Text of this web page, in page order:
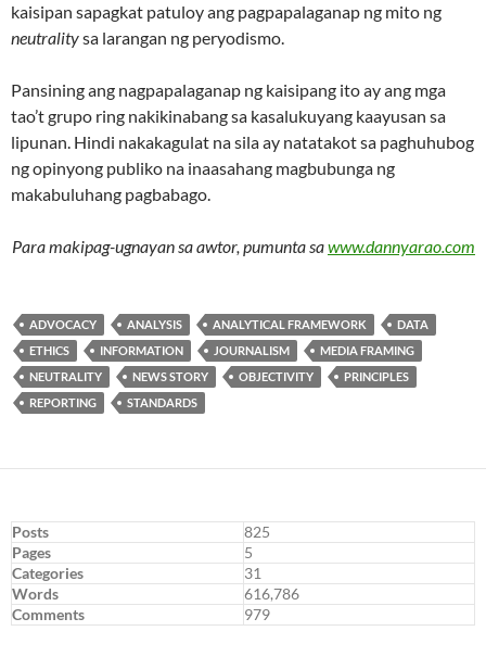
kaisipan sapagkat patuloy ang pagpapalaganap ng mito ng
neutralitysa larangan ng peryodismo.
Pansining ang nagpapalaganap ng kaisipang ito ay ang mga
tao’t grupo ring nakikinabang sa kasalukuyang kaayusan sa
lipunan. Hindi nakakagulat na sila ay natatakot sa paghuhubog
ng opinyong publiko na inaasahang magbubunga ng
makabuluhang pagbabago.
Para makipag-ugnayan sa awtor, pumunta sawww.dannyarao.com
ADVOCACY ANALYSIS ANALYTICAL FRAMEWORK
DATA
ETHICS
INFORMATION JOURNALISM
MEDIA FRAMING
NEUTRALITY
NEWS STORY OBJECTIVITY
PRINCIPLES
REPORTING
STANDARDS
Posts
825
Pages
5
Categories
31
Words
616,786
Comments
979